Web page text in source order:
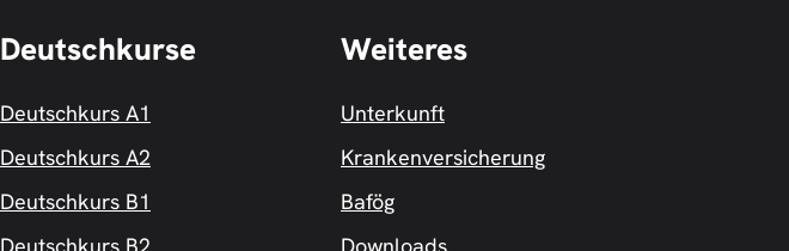
Deutschkurse
Deutschkurs A1
Deutschkurs A2
Deutschkurs B1
Weiteres
Unterkunft
Krankenversicherung
Bafög